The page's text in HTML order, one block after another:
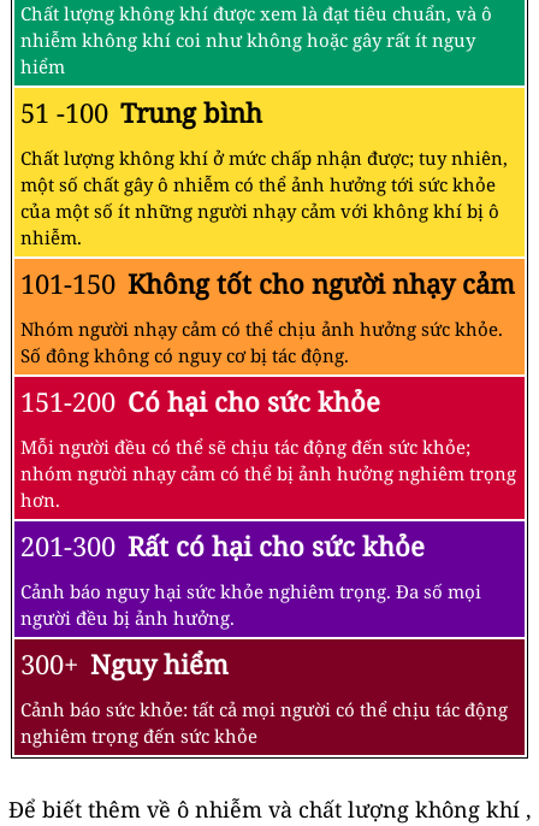
Chất lượng không khí được xem là đạt tiêu chuẩn, và ô
nhiễm không khí coi như không hoặc gây rất ít nguy
hiểm
51 -100 Trung bình
Chất lượng không khí ở mức chấp nhận được; tuy nhiên,
một số chất gây ô nhiễm có thể ảnh hưởng tới sức khỏe
của một số ít những người nhạy cảm với không khí bị ô
nhiễm.
101-150 Không tốt cho người nhạy cảm
Nhóm người nhạy cảm có thể chịu ảnh hưởng sức khỏe.
Số đông không có nguy cơ bị tác động.
151-200 Có hại cho sức khỏe
Mỗi người đều có thể sẽ chịu tác động đến sức khỏe;
nhóm người nhạy cảm có thể bị ảnh hưởng nghiêm trọng
hơn.
201-300 Rất có hại cho sức khỏe
Cảnh báo nguy hại sức khỏe nghiêm trọng. Đa số mọi
người đều bị ảnh hưởng.
300+ Nguy hiểm
Cảnh báo sức khỏe: tất cả mọi người có thể chịu tác động
nghiêm trọng đến sức khỏe
Để biết thêm về ô nhiễm và chất lượng không khí ,